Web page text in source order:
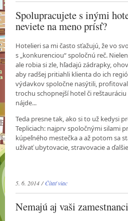
Spolupracujete s inými
neviete na meno prísť?
Hotelieri sa mi často sťažujú, že vo
s „konkurenciou“ spoločnú reč.
ale robia si zle, hľadajú zádrapky,
aby radšej pritiahli klienta do ich
výdavkov spoločne nasýtili,
trochu schopnejší hotel či
nájde...
Teda presne tak, ako si to už kedysi
Tepliciach: najprv spoločnými silami
kúpeľného mestečka a až potom sa
užívať ubytovacie, stravovacie a
5. 6. 2014 /Čítať viac
Nemajú aj vaši